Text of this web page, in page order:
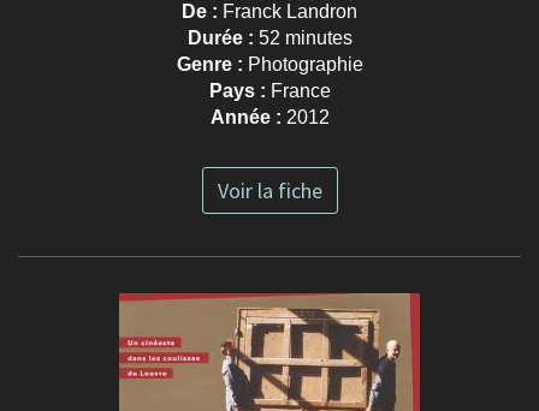
De : Franck Landron
Durée : 52 minutes
Genre : Photographie
Pays : France
Année : 2012
Voir la fiche